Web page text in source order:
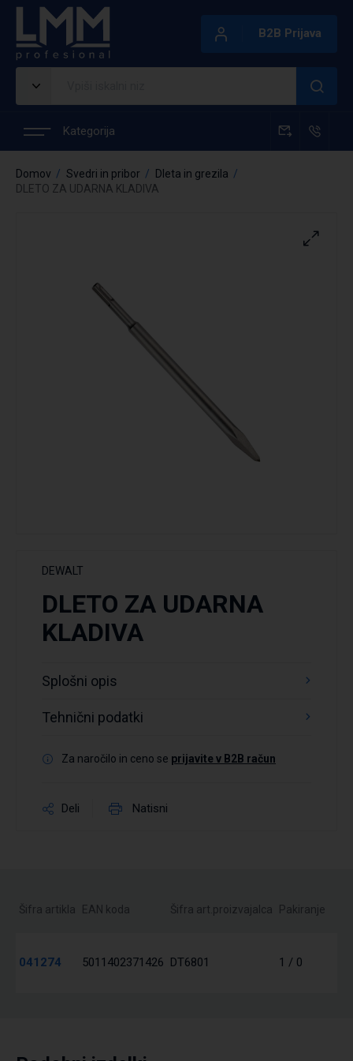
B2B Prijava
Kategorija
Domov Svedri in pribor
Dleta in grezila
DLETO ZA UDARNA KLADIVA
DEWALT
DLETO ZA UDARNA
KLADIVA
Splošni opis
Tehnični podatki
Za naročilo in ceno se prijavite v B2B račun
Deli Natisni
Šifra artikla EAN koda Šifra art.proizvajalca Pakiranje
041274 5011402371426 DT6801 1 / 0